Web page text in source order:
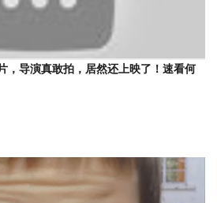
，导演真敢拍，居然还上映了！速看何